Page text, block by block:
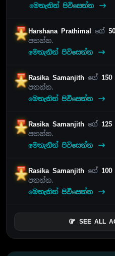
මෙතැනින් පිවිසෙන්න
Harshana Prathimal ගේ 50
පතන්න.
මෙතැනින් පිවිසෙන්න
Rasika Samanjithගේ 150
පතන්න.
මෙතැනින් පිවිසෙන්න
Rasika Samanjithගේ 125
පතන්න.
මෙතැනින් පිවිසෙන්න
Rasika Samanjithගේ 100
පතන්න.
මෙතැනින් පිවිසෙන්න
SEE ALL